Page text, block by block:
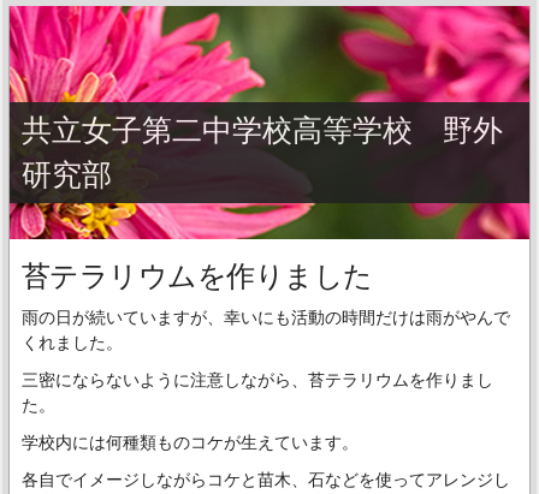
共立女子第二中学校高等学校 野外
研究部
苔テラリウムを作りました
雨の日が続いていますが、幸いにも活動の時間だけは雨がやんで
くれました。
三密にならないように注意しながら、苔テラリウムを作りまし
た。
学校内には何種類ものコケが生えています。
各自でイメージしながらコケと苗木、石などを使ってアレンジし